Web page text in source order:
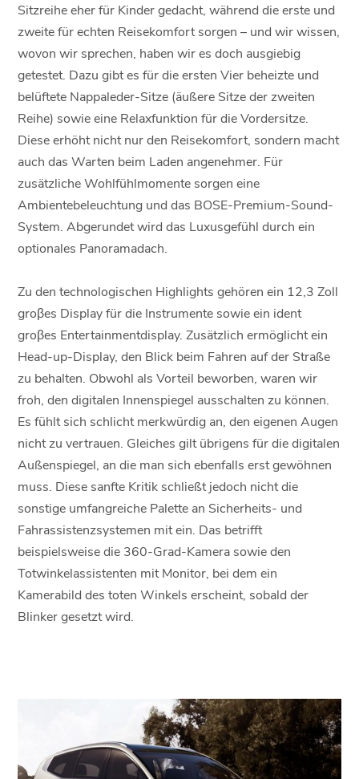
Sitzreihe eher für Kinder gedacht, während die erste und
zweite für echten Reisekomfort sorgen – und wir wissen,
wovon wir sprechen, haben wir es doch ausgiebig
getestet. Dazu gibt es für die ersten Vier beheizte und
belüftete Nappaleder-Sitze (äußere Sitze der zweiten
Reihe) sowie eine Relaxfunktion für die Vordersitze.
Diese erhöht nicht nur den Reisekomfort, sondern macht
auch das Warten beim Laden angenehmer. Für
zusätzliche Wohlfühlmomente sorgen eine
Ambientebeleuchtung und das BOSE-Premium-Sound-
System. Abgerundet wird das Luxusgefühl durch ein
optionales Panoramadach.
Zu den technologischen Highlights gehören ein 12,3 Zoll
groβes Display für die Instrumente sowie ein ident
groβes Entertainmentdisplay. Zusätzlich ermöglicht ein
Head-up-Display, den Blick beim Fahren auf der Straße
zu behalten. Obwohl als Vorteil beworben, waren wir
froh, den digitalen Innenspiegel ausschalten zu können.
Es fühlt sich schlicht merkwürdig an, den eigenen Augen
nicht zu vertrauen. Gleiches gilt übrigens für die digitalen
Außenspiegel, an die man sich ebenfalls erst gewöhnen
muss. Diese sanfte Kritik schließt jedoch nicht die
sonstige umfangreiche Palette an Sicherheits- und
Fahrassistenzsystemen mit ein. Das betrifft
beispielsweise die 360-Grad-Kamera sowie den
Totwinkelassistenten mit Monitor, bei dem ein
Kamerabild des toten Winkels erscheint, sobald der
Blinker gesetzt wird.